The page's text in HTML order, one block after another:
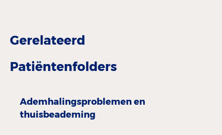
Gerelateerd
Patiëntenfolders
Ademhalingsproblemen en
thuisbeademing